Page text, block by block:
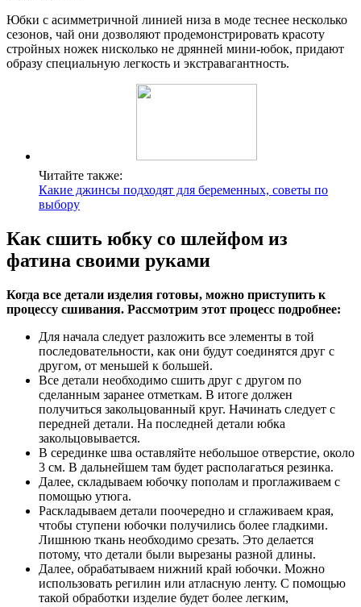
Юбки с асимметричной линией низа в моде теснее несколько
сезонов, чай они дозволяют продемонстрировать красоту
стройных ножек нисколько не дрянней мини-юбок, придают
образу специальную легкость и экстравагантность.
Читайте также:
Какие джинсы подходят для беременных, советы по
выбору
Как сшить юбку со шлейфом из
фатина своими руками
Когда все детали изделия готовы, можно приступить к
процессу сшивания. Рассмотрим этот процесс подробнее:
Для начала следует разложить все элементы в той
последовательности, как они будут соединятся друг с
другом, от меньшей к большей.
Все детали необходимо сшить друг с другом по
сделанным заранее отметкам. В итоге должен
получиться закольцованный круг. Начинать следует с
передней детали. На последней детали юбка
закольцовывается.
В серединке шва оставляйте небольшое отверстие, около
3 см. В дальнейшем там будет располагаться резинка.
Далее, складываем юбочку пополам и проглаживаем с
помощью утюга.
Раскладываем детали поочередно и сглаживаем края,
чтобы ступени юбочки получились более гладкими.
Лишнюю ткань необходимо срезать. Это делается
потому, что детали были вырезаны разной длины.
Далее, обрабатываем нижний край юбочки. Можно
использовать регилин или атласную ленту. С помощью
такой обработки изделие будет более легким,